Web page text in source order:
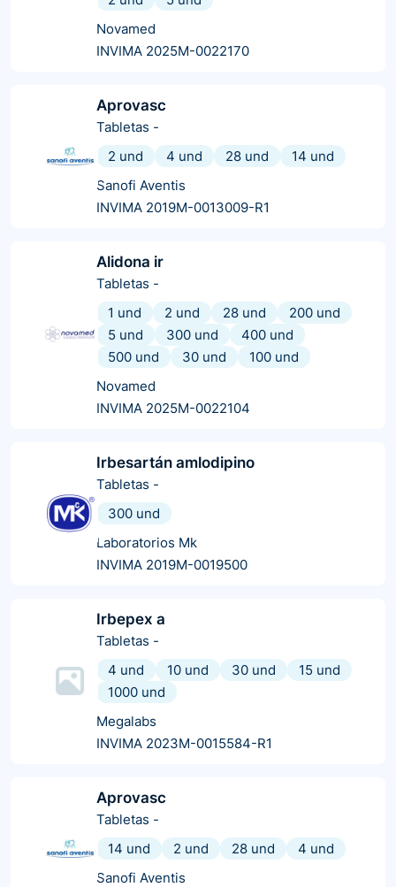
Novamed
INVIMA 2025M-0022170
Aprovasc
Tabletas -
2 und
4 und 28 und
14 und
Sanofi Aventis
INVIMA 2019M-0013009-R1
Alidona ir
Tabletas -
1 und
2 und 28 und
200 und
5 und
300 und
400 und
500 und
30 und
100 und
Novamed
INVIMA 2025M-0022104
Irbesartán amlodipino
Tabletas -
300 und
Laboratorios Mk
INVIMA 2019M-0019500
Irbepex a
Tabletas -
4 und
10 und 30 und
15 und
1000 und
Megalabs
INVIMA 2023M-0015584-R1
Aprovasc
Tabletas -
14 und
2 und 28 und
4 und
Sanofi Aventis